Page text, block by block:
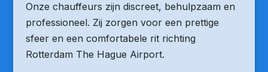
Onze chauffeurs zijn discreet, behulpzaam en
professioneel. Zij zorgen voor een prettige
sfeer en een comfortabele rit richting
Rotterdam The Hague Airport.